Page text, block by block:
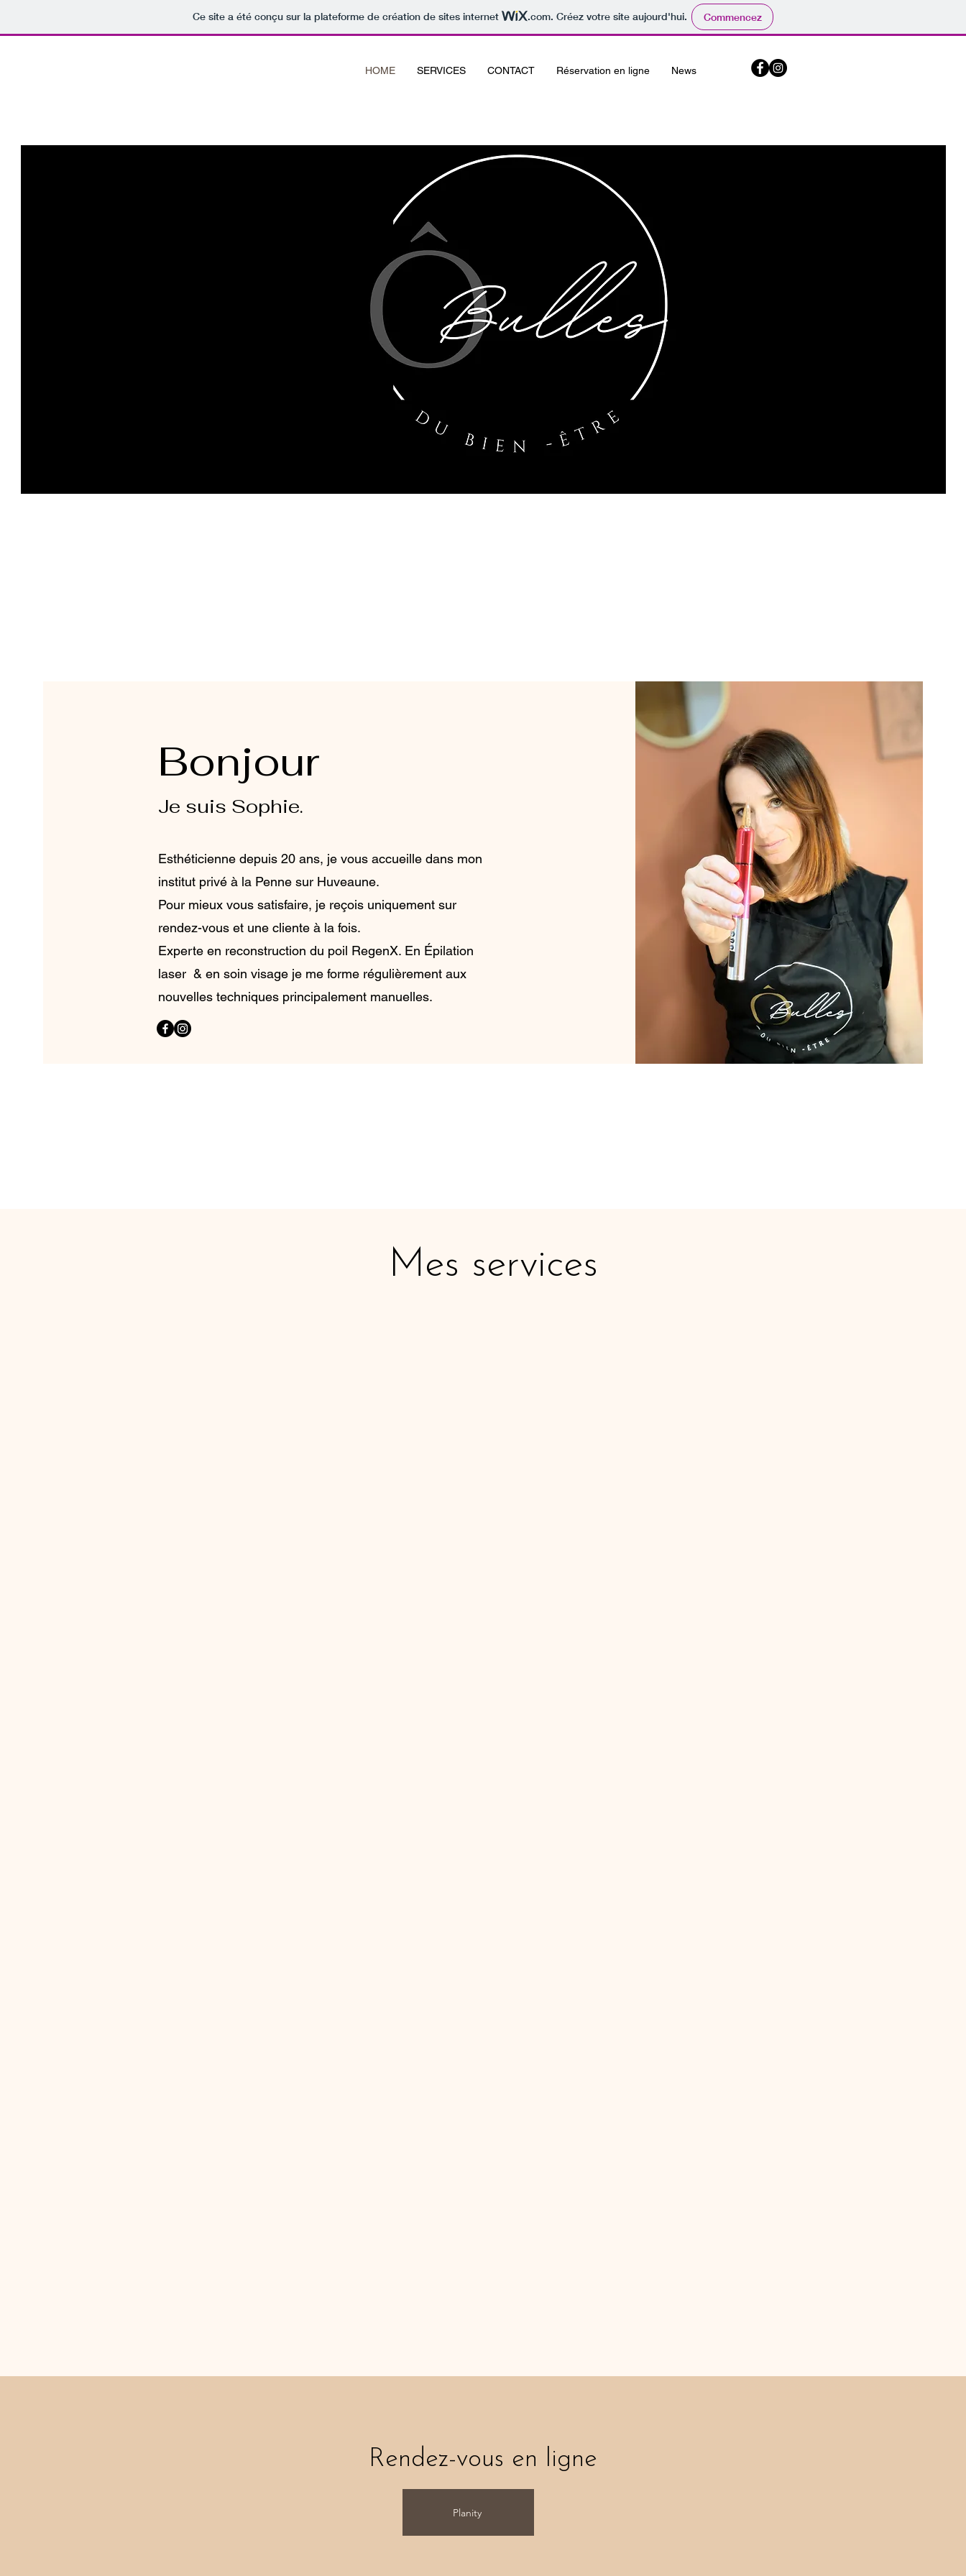
Ce site a été conçu sur la plateforme de création de sites internet .com. Créez votre site aujourd'hui. Commencez
HOME SERVICES CONTACT Réservation en ligne News
Bonjour
Je suis Sophie.
Esthéticienne depuis 20 ans, je vous accueille dans mon
institut privé à la Penne sur Huveaune.
Pour mieux vous satisfaire, je reçois uniquement sur
rendez-vous et une cliente à la fois.
Experte en reconstruction du poil RegenX. En Épilation
laser & en soin visage je me forme régulièrement aux
nouvelles techniques principalement manuelles.
Mes services
Rendez-vous en ligne
Planity